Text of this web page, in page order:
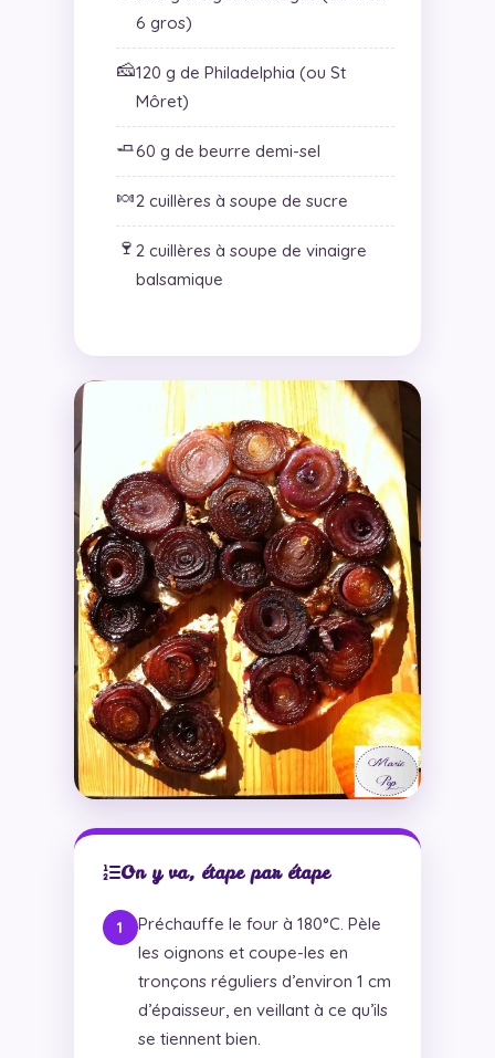
6 gros)
🧀120 g de Philadelphia (ou St
Môret)
🧈60 g de beurre demi-sel
🍬2 cuillères à soupe de sucre
🍷 2 cuillères à soupe de vinaigre
balsamique
On y va, étape par étape
Préchauffe le four à 180°C. Pèle
les oignons et coupe-les en
tronçons réguliers d’environ 1 cm
d’épaisseur, en veillant à ce qu’ils
se tiennent bien.